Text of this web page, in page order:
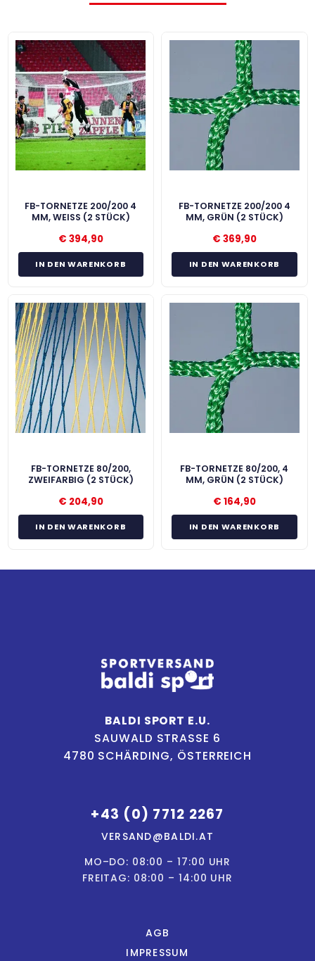
FB-TORNETZE 200/200 4
MM, WEISS (2 STÜCK)
€ 394,90
IN DEN WARENKORB
FB-TORNETZE 200/200 4
MM, GRÜN (2 STÜCK)
€ 369,90
IN DEN WARENKORB
FB-TORNETZE 80/200,
ZWEIFARBIG (2 STÜCK)
€ 204,90
IN DEN WARENKORB
FB-TORNETZE 80/200, 4
MM, GRÜN (2 STÜCK)
€ 164,90
IN DEN WARENKORB
BALDI SPORT E.U.
SAUWALD STRASSE 6
4780 SCHÄRDING, ÖSTERREICH
+43 (0) 7712 2267
VERSAND@BALDI.AT
MO–DO: 08:00 – 17:00 UHR
FREITAG: 08:00 – 14:00 UHR
AGB
IMPRESSUM